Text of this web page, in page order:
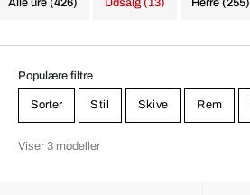
Populære filtre
Sorter Stil Skive Rem
Viser 3 modeller